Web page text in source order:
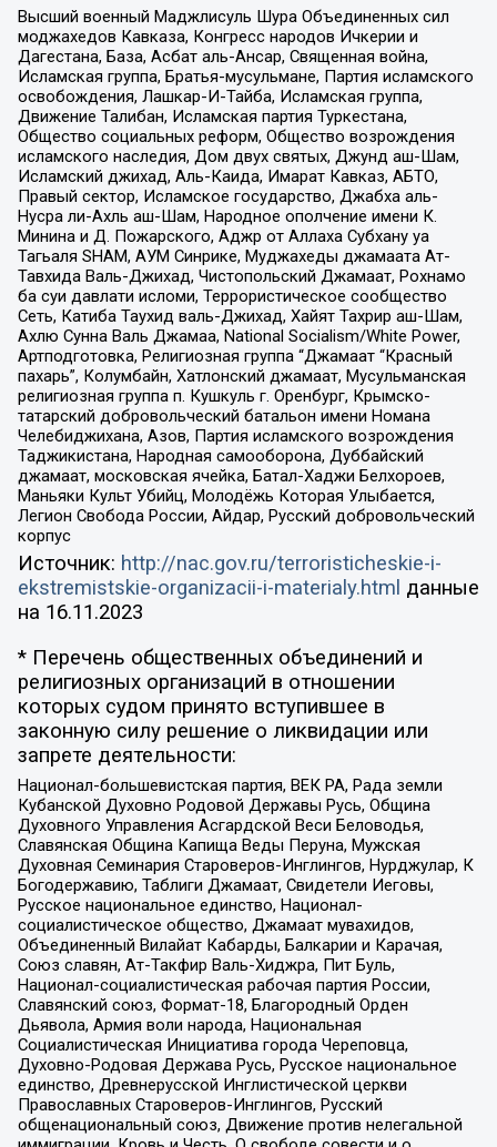
Высший военный Маджлисуль Шура Объединенных сил
моджахедов Кавказа, Конгресс народов Ичкерии и
Дагестана, База, Асбат аль-Ансар, Священная война,
Исламская группа, Братья-мусульмане, Партия исламского
освобождения, Лашкар-И-Тайба, Исламская группа,
Движение Талибан, Исламская партия Туркестана,
Общество социальных реформ, Общество возрождения
исламского наследия, Дом двух святых, Джунд аш-Шам,
Исламский джихад, Аль-Каида, Имарат Кавказ, АБТО,
Правый сектор, Исламское государство, Джабха аль-
Нусра ли-Ахль аш-Шам, Народное ополчение имени К.
Минина и Д. Пожарского, Аджр от Аллаха Субхану уа
Тагьаля SHAM, АУМ Синрике, Муджахеды джамаата Ат-
Тавхида Валь-Джихад, Чистопольский Джамаат, Рохнамо
ба суи давлати исломи, Террористическое сообщество
Сеть, Катиба Таухид валь-Джихад, Хайят Тахрир аш-Шам,
Ахлю Сунна Валь Джамаа, National Socialism/White Power,
Артподготовка, Религиозная группа “Джамаат “Красный
пахарь”, Колумбайн, Хатлонский джамаат, Мусульманская
религиозная группа п. Кушкуль г. Оренбург, Крымско-
татарский добровольческий батальон имени Номана
Челебиджихана, Азов, Партия исламского возрождения
Таджикистана, Народная самооборона, Дуббайский
джамаат, московская ячейка, Батал-Хаджи Белхороев,
Маньяки Культ Убийц, Молодёжь Которая Улыбается,
Легион Свобода России, Айдар, Русский добровольческий
корпус
Источник: http://nac.gov.ru/terroristicheskie-i-
ekstremistskie-organizacii-i-materialy.html данные
на 16.11.2023
* Перечень общественных объединений и
религиозных организаций в отношении
которых судом принято вступившее в
законную силу решение о ликвидации или
запрете деятельности:
Национал-большевистская партия, ВЕК РА, Рада земли
Кубанской Духовно Родовой Державы Русь, Община
Духовного Управления Асгардской Веси Беловодья,
Славянская Община Капища Веды Перуна, Мужская
Духовная Семинария Староверов-Инглингов, Нурджулар, К
Богодержавию, Таблиги Джамаат, Свидетели Иеговы,
Русское национальное единство, Национал-
социалистическое общество, Джамаат мувахидов,
Объединенный Вилайат Кабарды, Балкарии и Карачая,
Союз славян, Ат-Такфир Валь-Хиджра, Пит Буль,
Национал-социалистическая рабочая партия России,
Славянский союз, Формат-18, Благородный Орден
Дьявола, Армия воли народа, Национальная
Социалистическая Инициатива города Череповца,
Духовно-Родовая Держава Русь, Русское национальное
единство, Древнерусской Инглистической церкви
Православных Староверов-Инглингов, Русский
общенациональный союз, Движение против нелегальной